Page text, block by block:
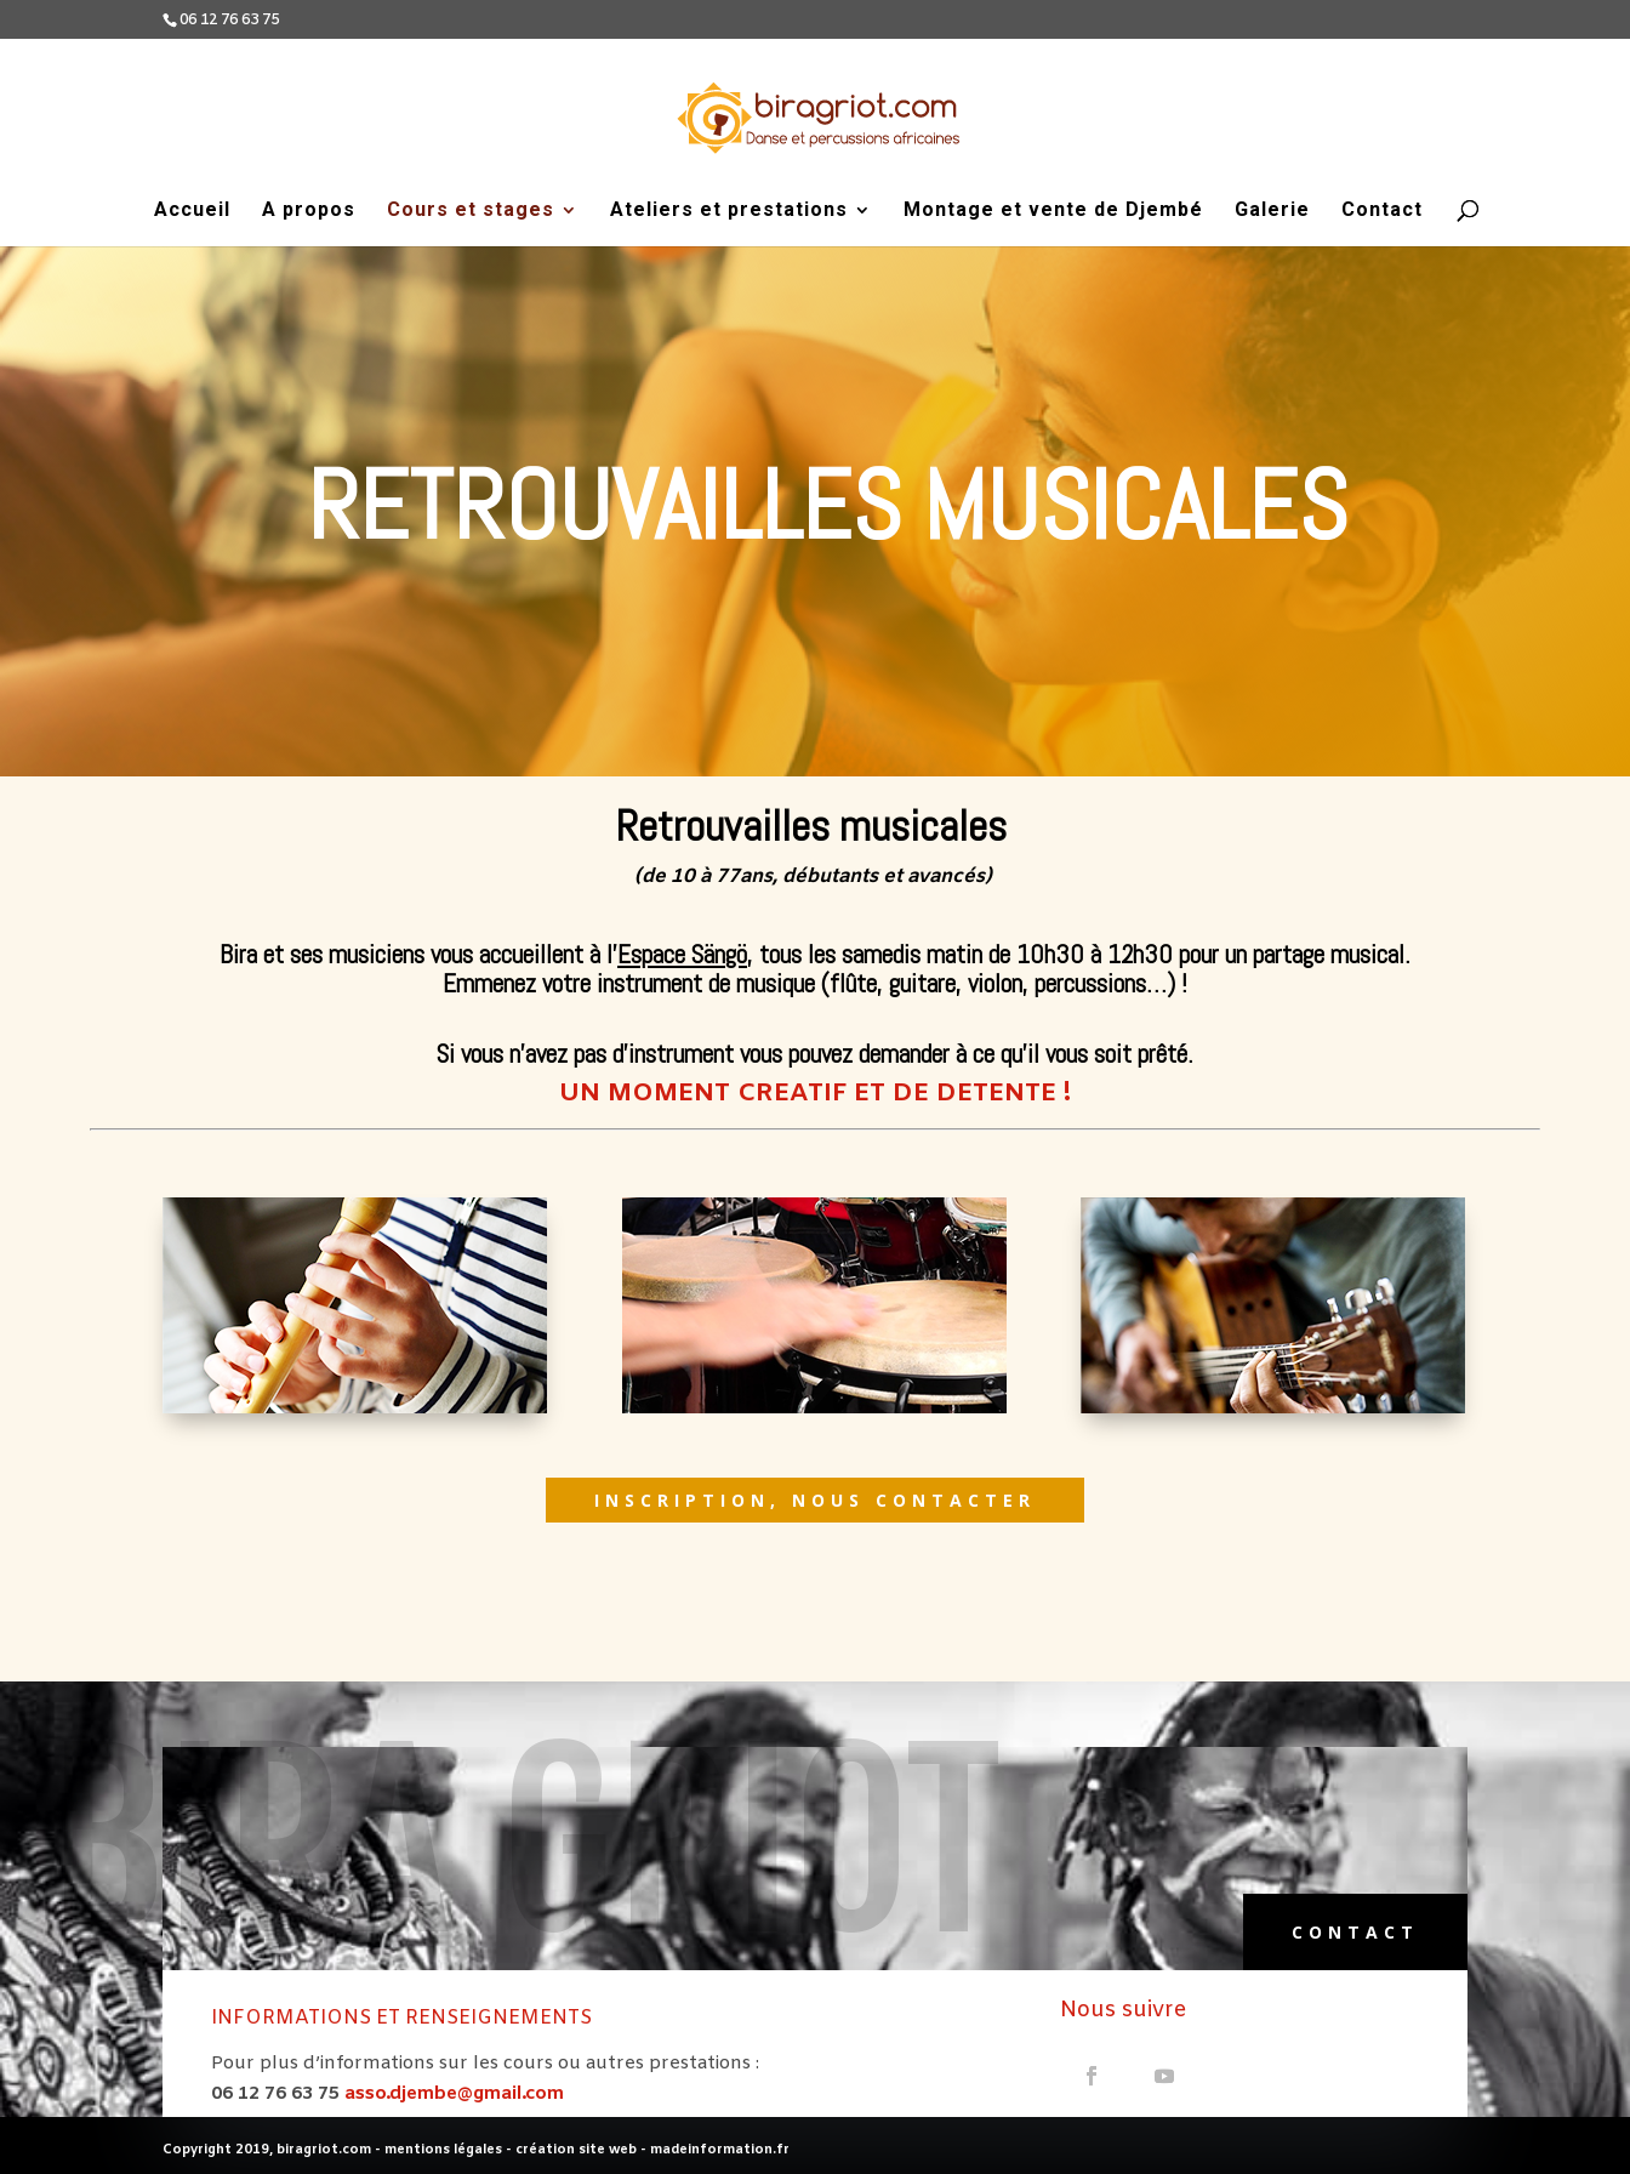
06 12 76 63 75
Accueil A propos Cours et stages Ateliers et prestations Montage et vente de Djembé Galerie Contact
RETROUVAILLES MUSICALES
Retrouvailles musicales
(de 10 à 77ans, débutants et avancés)
Bira et ses musiciens vous accueillent à l’Espace Sängö, tous les samedis matin de 10h30 à 12h30 pour un partage musical.
Emmenez votre instrument de musique (flûte, guitare, violon, percussions…) !
Si vous n’avez pas d’instrument vous pouvez demander à ce qu’il vous soit prêté.
UN MOMENT CREATIF ET DE DETENTE !
INSCRIPTION, NOUS CONTACTER
BIRA GRIOT CONTACT
INFORMATIONS ET RENSEIGNEMENTS
Pour plus d’informations sur les cours ou autres prestations :
06 12 76 63 75 asso.djembe@gmail.com
Nous suivre
Copyright 2019, biragriot.com -mentions légales - création site web -madeinformation.fr